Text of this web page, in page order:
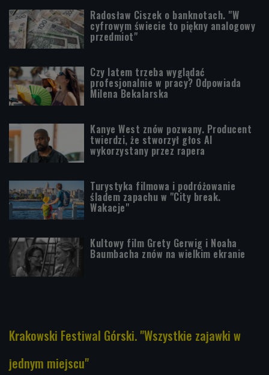
Radosław Ciszek o banknotach. "W
cyfrowym świecie to piękny analogowy
przedmiot"
Czy latem trzeba wyglądać
profesjonalnie w pracy? Odpowiada
Milena Bekalarska
Kanye West znów pozwany. Producent
twierdzi, że stworzył głos AI
wykorzystany przez rapera
Turystyka filmowa i podróżowanie
śladem zapachu w "City break.
Wakacje"
Kultowy film Grety Gerwig i Noaha
Baumbacha znów na wielkim ekranie
Krakowski Festiwal Górski. "Wszystkie zajawki w
jednym miejscu"